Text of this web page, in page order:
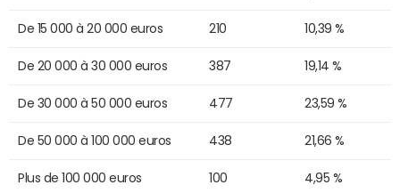
De 15 000 à 20 000 euros 210 10,39 %
De 20 000 à 30 000 euros 387 19,14 %
De 30 000 à 50 000 euros 477 23,59 %
De 50 000 à 100 000 euros 438 21,66 %
Plus de 100 000 euros 100 4,95 %